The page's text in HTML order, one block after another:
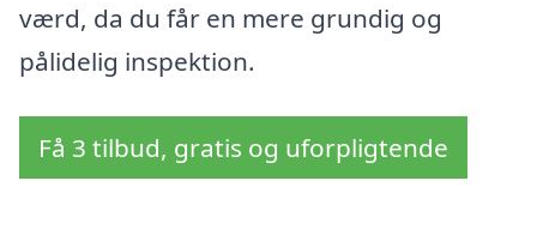
værd, da du får en mere grundig og
pålidelig inspektion.
Få 3 tilbud, gratis og uforpligtende